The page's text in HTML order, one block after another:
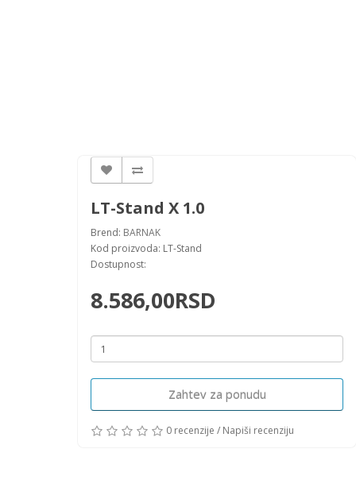
LT-Stand X 1.0
Brend: BARNAK
Kod proizvoda: LT-Stand
Dostupnost:
8.586,00RSD
Zahtev za ponudu
0 recenzije / Napiši recenziju